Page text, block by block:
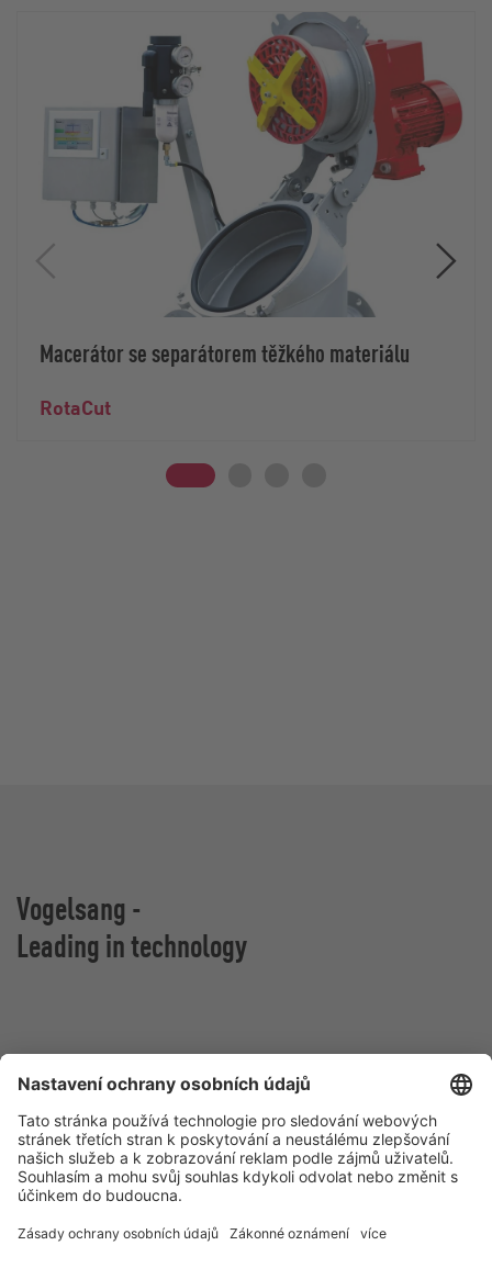
Macerátor se separátorem těžkého materiálu
RotaCut
Vogelsang -
Leading in technology
Olomoucká 81
627 00 Brno
Česká republika
Tel.:+420 511 440 475